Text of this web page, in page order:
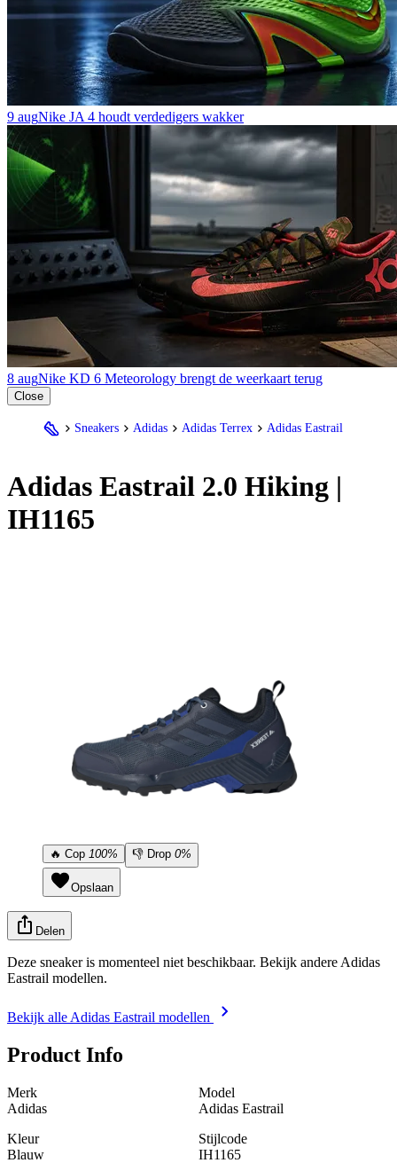
9 augNike JA 4 houdt verdedigers wakker
8 augNike KD 6 Meteorology brengt de weerkaart terug
Close
Sneakers Adidas Adidas Terrex Adidas Eastrail
Adidas Eastrail 2.0 Hiking |
IH1165
🔥 Cop 100% 👎 Drop 0%
Opslaan
Delen
Deze sneaker is momenteel niet beschikbaar. Bekijk andere Adidas
Eastrail modellen.
Bekijk alle Adidas Eastrail modellen
Product Info
Merk
Adidas
Model
Adidas Eastrail
Kleur
Blauw
Stijlcode
IH1165